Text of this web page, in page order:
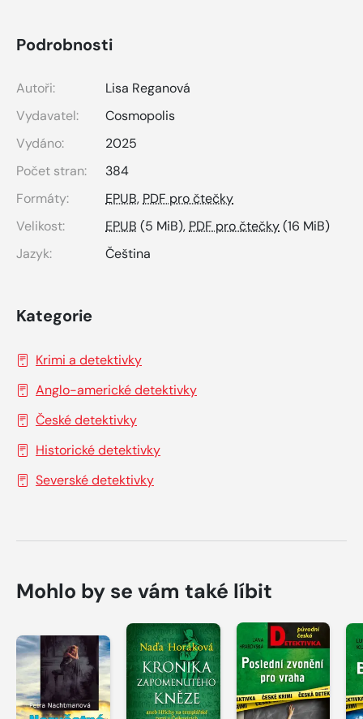
Podrobnosti
Autoři:
Lisa Reganová
Vydavatel:
Cosmopolis
Vydáno:
2025
Počet stran:
384
Formáty:
EPUB,PDF pro čtečky
Velikost:
EPUB (5 MiB),PDF pro čtečky(16 MiB)
Jazyk:
Čeština
Kategorie
Krimi a detektivky
Anglo-americké detektivky
České detektivky
Historické detektivky
Severské detektivky
Mohlo by se vám také líbit